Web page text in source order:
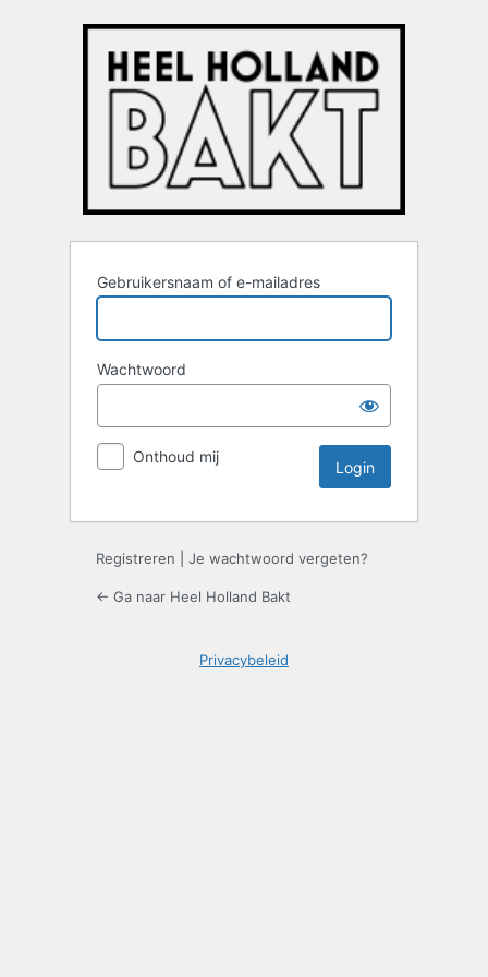
Gebruikersnaam of e-mailadres
Wachtwoord
Onthoud mij
Registreren Je wachtwoord vergeten?
← Ga naar Heel Holland Bakt
Privacybeleid